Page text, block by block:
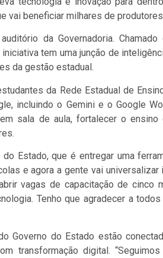
vai beneficiar milhares de
da Governadoria.
tem uma junção de
da gestão estadual.
da Rede Estadual de
incluindo o Gemini e o Google
sala de aula, fortalecer o
Estado, que é entregar uma
e agora a gente vai
vagas de capacitação de cinco
Tenho que agradecer a
Governo do Estado estão
transformação digital.